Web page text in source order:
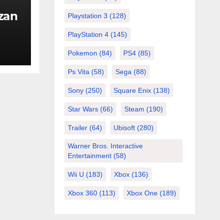
Playstation 3 (128)
PlayStation 4(145)
Pokemon (84) PS4(85)
Ps Vita (58) Sega (88)
Sony(250) Square Enix(138)
Star Wars(66) Steam (190)
Trailer(64) Ubisoft(280)
Warner Bros. Interactive
Entertainment(58)
Wii U (183) Xbox(136)
Xbox 360(113) Xbox One(189)